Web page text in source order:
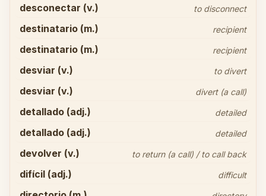
desconectar (v.) to disconnect
destinatario (m.) recipient
destinatario (m.) recipient
desviar (v.) to divert
desviar (v.) divert (a call)
detallado (adj.) detailed
detallado (adj.) detailed
devolver (v.) to return (a call) / to call back
difícil (adj.) difficult